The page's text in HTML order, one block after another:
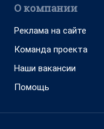
О компании
Реклама на сайте
Команда проекта
Наши вакансии
Помощь